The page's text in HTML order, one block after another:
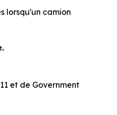
lorsqu'un camion
et de Government